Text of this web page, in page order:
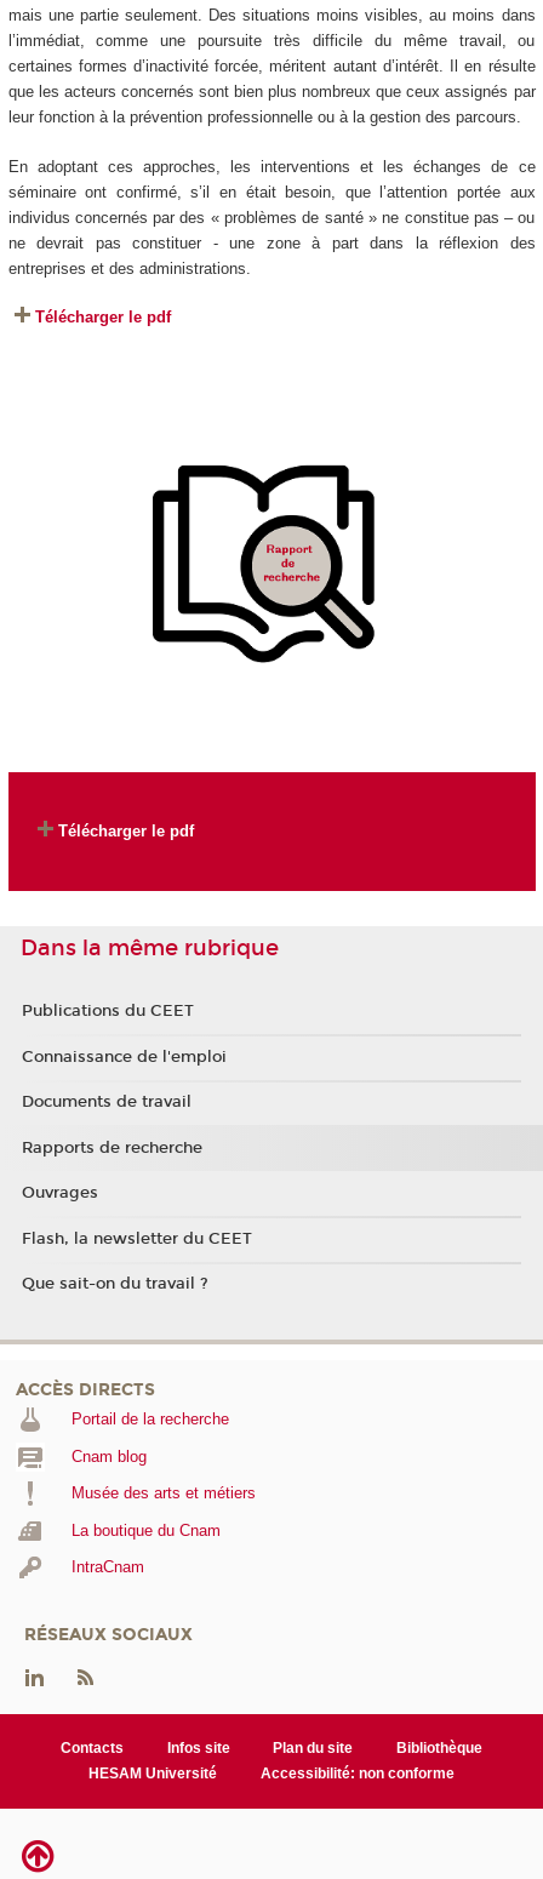
mais une partie seulement. Des situations moins visibles, au moins dans
l’immédiat, comme une poursuite très difficile du même travail, ou
certaines formes d’inactivité forcée, méritent autant d’intérêt. Il en résulte
que les acteurs concernés sont bien plus nombreux que ceux assignés par
leur fonction à la prévention professionnelle ou à la gestion des parcours.
En adoptant ces approches, les interventions et les échanges de ce
séminaire ont confirmé, s’il en était besoin, que l’attention portée aux
individus concernés par des « problèmes de santé » ne constitue pas – ou
ne devrait pas constituer - une zone à part dans la réflexion des
entreprises et des administrations.
Télécharger le pdf
Télécharger le pdf
Dans la même rubrique
Publications du CEET
Connaissance de l'emploi
Documents de travail
Rapports de recherche
Ouvrages
Flash, la newsletter du CEET
Que sait-on du travail ?
ACCÈS DIRECTS
Portail de la recherche
Cnam blog
Musée des arts et métiers
La boutique du Cnam
IntraCnam
RÉSEAUX SOCIAUX
Contacts Infos site Plan du site
Bibliothèque
HESAM Université
Accessibilité: non conforme